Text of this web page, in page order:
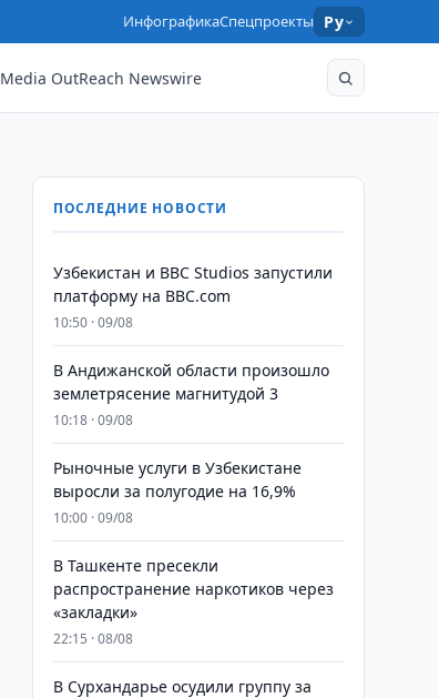
ИнфографикаСпецпроекты Ру
Media OutReach Newswire
ПОСЛЕДНИЕ НОВОСТИ
Узбекистан и BBC Studios запустили
платформу на BBC.com
10:50 · 09/08
В Андижанской области произошло
землетрясение магнитудой 3
10:18 · 09/08
Рыночные услуги в Узбекистане
выросли за полугодие на 16,9%
10:00 · 09/08
В Ташкенте пресекли
распространение наркотиков через
«закладки»
22:15 · 08/08
В Сурхандарье осудили группу за